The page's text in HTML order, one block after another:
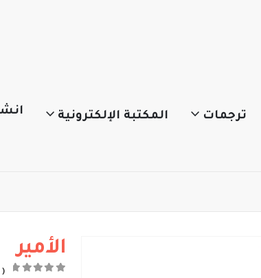
ترجمات المكتبة الإلكترونية
الأمير
(